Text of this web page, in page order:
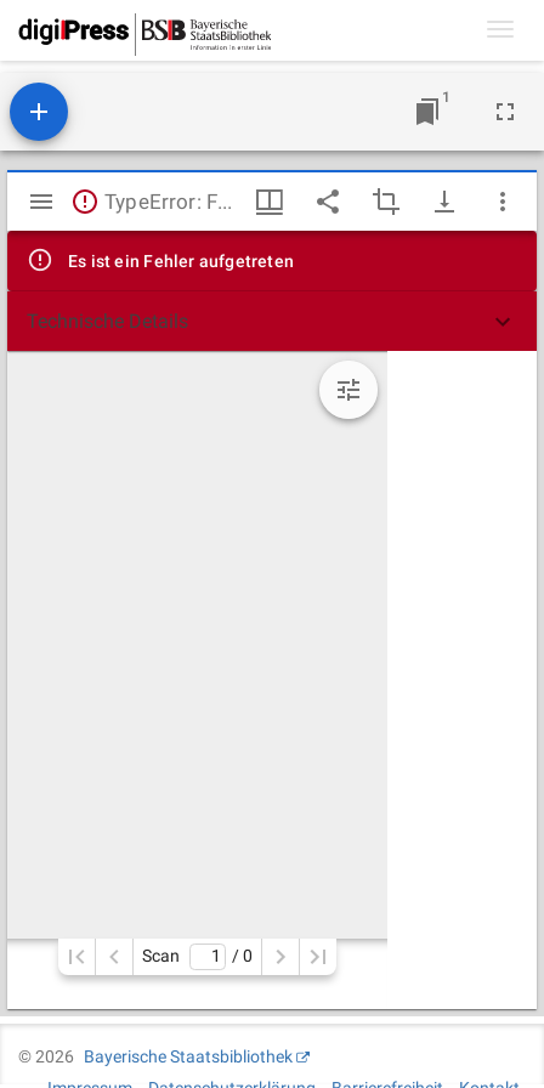
1
Mirador
Viewer
TypeError: Failed to fetch
Es ist ein Fehler aufgetreten
Technische Details
Scan / 0
©2026
Bayerische Staatsbibliothek